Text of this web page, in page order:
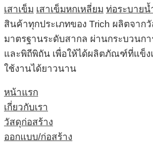
เสาเข็ม เสาเข็มหกเหลี่ยม ท่อระบายน้
สินค้าทุกประเภทของ Trich ผลิตจาก
มาตรฐานระดับสากล ผ่านกระบวนก
และพิถีพิถัน เพื่อให้ได้ผลิตภัณฑ์ที่แข็ง
ใช้งานได้ยาวนาน
หน้าแรก
เกี่ยวกับเรา
วัสดุก่อสร้าง
ออกแบบ/ก่อสร้าง